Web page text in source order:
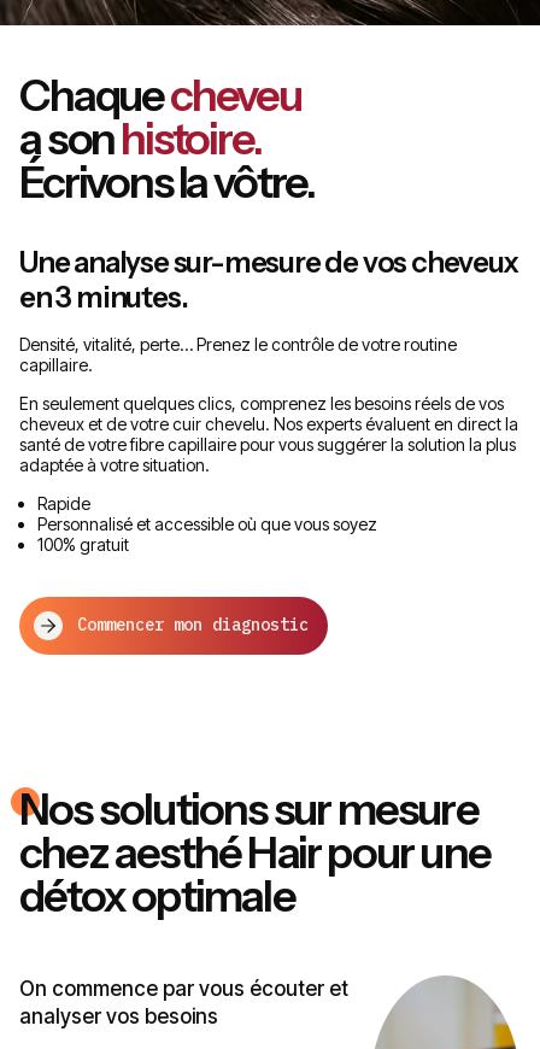
Chaquecheveu
a sonhistoire.
Écrivons la vôtre.
Une analyse sur-mesure de vos cheveux
en 3 minutes.
Densité, vitalité, perte… Prenez le contrôle de votre routine
capillaire.
En seulement quelques clics, comprenez les besoins réels de vos
cheveux et de votre cuir chevelu. Nos experts évaluent en direct la
santé de votre fibre capillaire pour vous suggérer la solution la plus
adaptée à votre situation.
Rapide
Personnalisé et accessible où que vous soyez
100% gratuit
Commencer mon diagnostic
Nos solutions sur mesure
chez aesthé Hair pour une
détox optimale
On commence par vous écouter et
analyser vos besoins